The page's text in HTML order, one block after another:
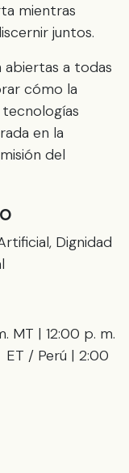
mientras
juntos.
abiertas a todas
cómo la
en la
del
Dignidad
MT | 12:00 p. m.
ET / Perú | 2:00